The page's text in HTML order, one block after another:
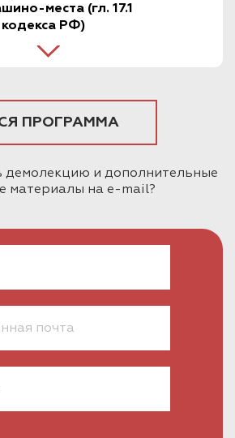
места (гл. 17.1
РФ)
ПРОГРАММА
демолекцию и дополнительные
материалы на e-mail?